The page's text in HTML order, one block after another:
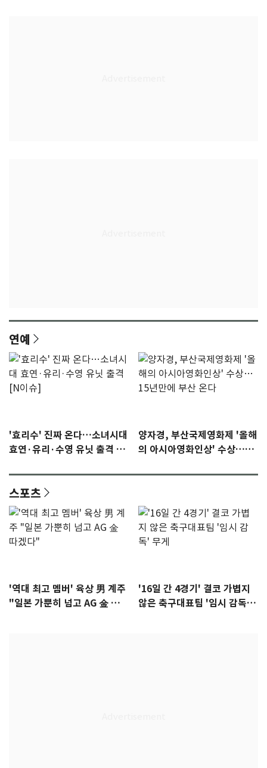
연예
'효리수' 진짜 온다…소녀시대
효연·유리·수영 유닛 출격 [N
양자경, 부산국제영화제 '올해
의 아시아영화인상' 수상…15
스포츠
'역대 최고 멤버' 육상 男 계주
"일본 가뿐히 넘고 AG 金 따겠
'16일 간 4경기' 결코 가볍지
않은 축구대표팀 '임시 감독'